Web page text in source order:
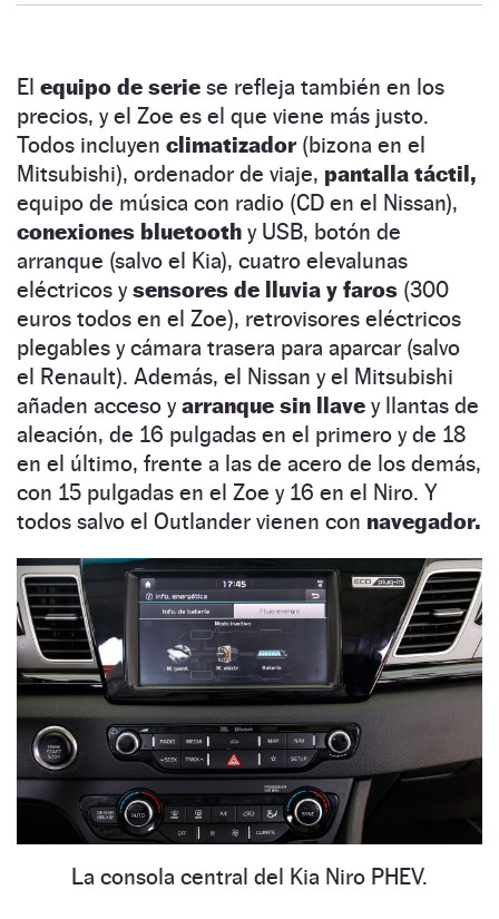
El equipo de serie se refleja también en los
precios, y el Zoe es el que viene más justo.
Todos incluyen climatizador(bizona en el
Mitsubishi), ordenador de viaje, pantalla táctil,
equipo de música con radio (CD en el Nissan),
conexiones bluetooth y USB, botón de
arranque (salvo el Kia), cuatro elevalunas
eléctricos ysensores de lluvia y faros (300
euros todos en el Zoe), retrovisores eléctricos
plegables y cámara trasera para aparcar (salvo
el Renault). Además, el Nissan y el Mitsubishi
añaden acceso yarranque sin llave y llantas de
aleación, de 16 pulgadas en el primero y de 18
en el último, frente a las de acero de los demás,
con 15 pulgadas en el Zoe y 16 en el Niro. Y
todos salvo el Outlander vienen con navegador.
La consola central del Kia Niro PHEV.